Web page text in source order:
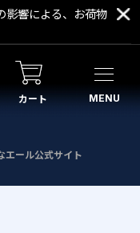
影響による、お荷物
カート MENU
エール公式サイト